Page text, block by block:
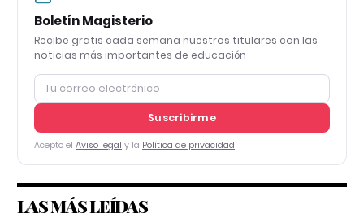
Boletín Magisterio
Recibe gratis cada semana nuestros titulares con las
noticias más importantes de educación
Suscribirme
Acepto el Aviso legal y la Política de privacidad
LAS MÁS LEÍDAS